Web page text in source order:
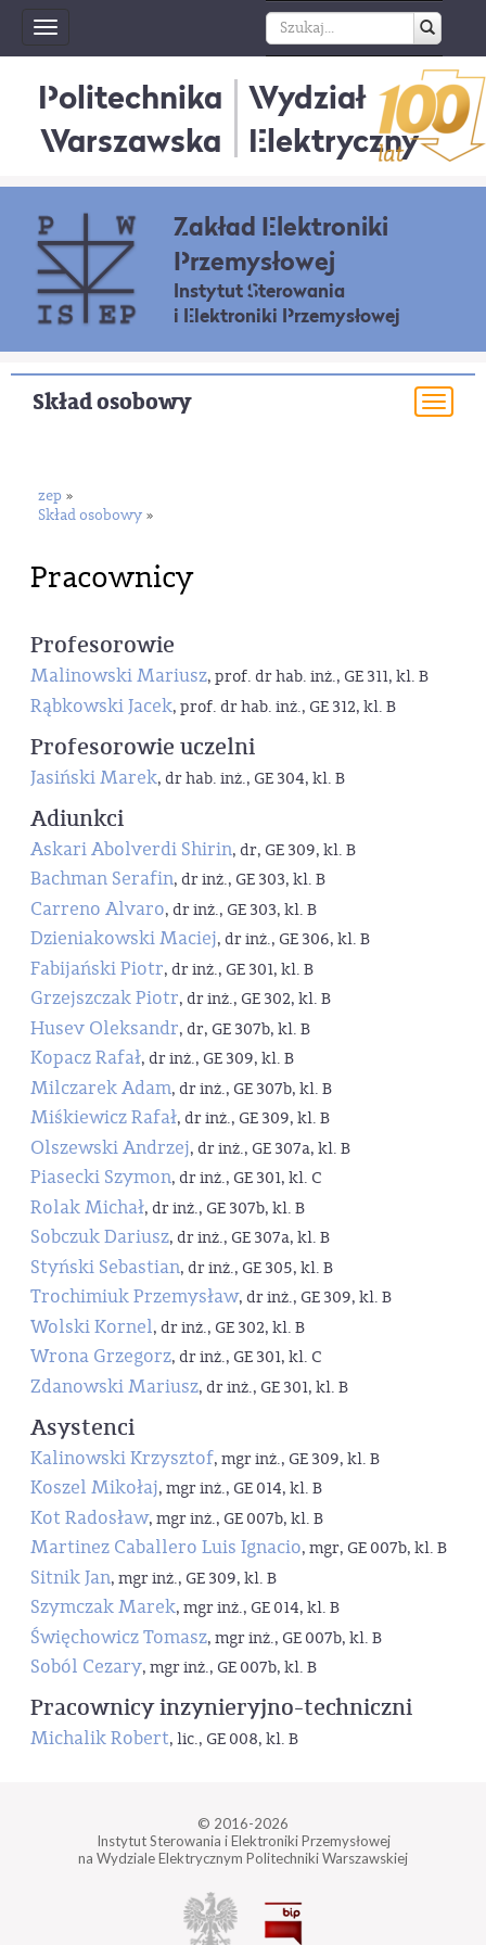
Toggle
navigation
Politechnika
Warszawska
Wydział
Elektryczny
Zakład Elektroniki
Przemysłowej
Instytut Sterowania
i Elektroniki Przemysłowej
Skład osobowy
zep »
Skład osobowy »
Pracownicy
Profesorowie
Malinowski Mariusz, prof. dr hab. inż., GE 311, kl. B
Rąbkowski Jacek, prof. dr hab. inż., GE 312, kl. B
Profesorowie uczelni
Jasiński Marek, dr hab. inż., GE 304, kl. B
Adiunkci
Askari Abolverdi Shirin, dr, GE 309, kl. B
Bachman Serafin, dr inż., GE 303, kl. B
Carreno Alvaro, dr inż., GE 303, kl. B
Dzieniakowski Maciej, dr inż., GE 306, kl. B
Fabijański Piotr, dr inż., GE 301, kl. B
Grzejszczak Piotr, dr inż., GE 302, kl. B
Husev Oleksandr, dr, GE 307b, kl. B
Kopacz Rafał, dr inż., GE 309, kl. B
Milczarek Adam, dr inż., GE 307b, kl. B
Miśkiewicz Rafał, dr inż., GE 309, kl. B
Olszewski Andrzej, dr inż., GE 307a, kl. B
Piasecki Szymon, dr inż., GE 301, kl. C
Rolak Michał, dr inż., GE 307b, kl. B
Sobczuk Dariusz, dr inż., GE 307a, kl. B
Styński Sebastian, dr inż., GE 305, kl. B
Trochimiuk Przemysław, dr inż., GE 309, kl. B
Wolski Kornel, dr inż., GE 302, kl. B
Wrona Grzegorz, dr inż., GE 301, kl. C
Zdanowski Mariusz, dr inż., GE 301, kl. B
Asystenci
Kalinowski Krzysztof, mgr inż., GE 309, kl. B
Koszel Mikołaj, mgr inż., GE 014, kl. B
Kot Radosław, mgr inż., GE 007b, kl. B
Martinez Caballero Luis Ignacio, mgr, GE 007b, kl. B
Sitnik Jan, mgr inż., GE 309, kl. B
Szymczak Marek, mgr inż., GE 014, kl. B
Święchowicz Tomasz, mgr inż., GE 007b, kl. B
Soból Cezary, mgr inż., GE 007b, kl. B
Pracownicy inzynieryjno-techniczni
Michalik Robert, lic., GE 008, kl. B
© 2016-2026
Instytut Sterowania i Elektroniki Przemysłowej
na Wydziale Elektrycznym Politechniki Warszawskiej